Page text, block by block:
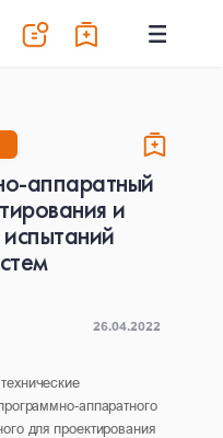
аппаратный
и
26.04.2022
аппаратного
для проектирования